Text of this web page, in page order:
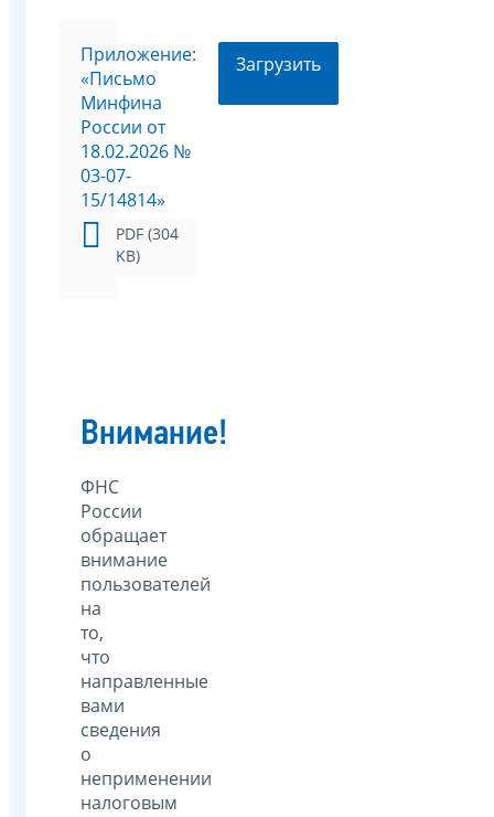
Приложение:
«Письмо
Минфина
России от
18.02.2026 №
03-07-
15/14814»
PDF (304
KB)
Загрузить
Внимание!
ФНС
России
обращает
внимание
пользователей
на
то,
что
направленные
вами
сведения
о
неприменении
налоговым